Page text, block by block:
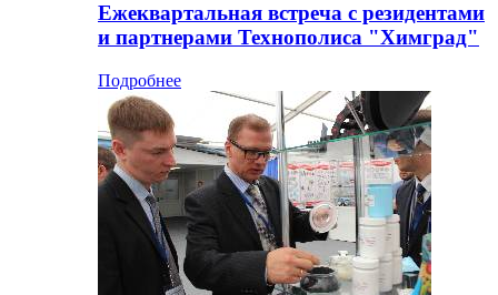
Ежеквартальная встреча с резидентами
и партнерами Технополиса "Химград"
Подробнее